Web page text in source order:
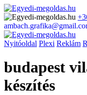
Nyitóoldal Plexi Reklám
budapest
készítés